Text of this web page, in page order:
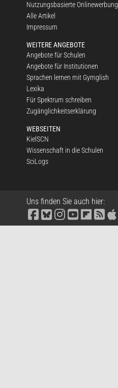
Nutzungsbasierte Onlinewerbung
Alle Artikel
Impressum
WEITERE ANGEBOTE
Angebote für Schulen
Angebote für Institutionen
Sprachen lernen mit Gymglish
Lexika
Für Spektrum schreiben
Zugänglichkeitserklärung
WEBSEITEN
KielSCN
Wissenschaft in die Schulen
SciLogs
Uns finden Sie auch hier: